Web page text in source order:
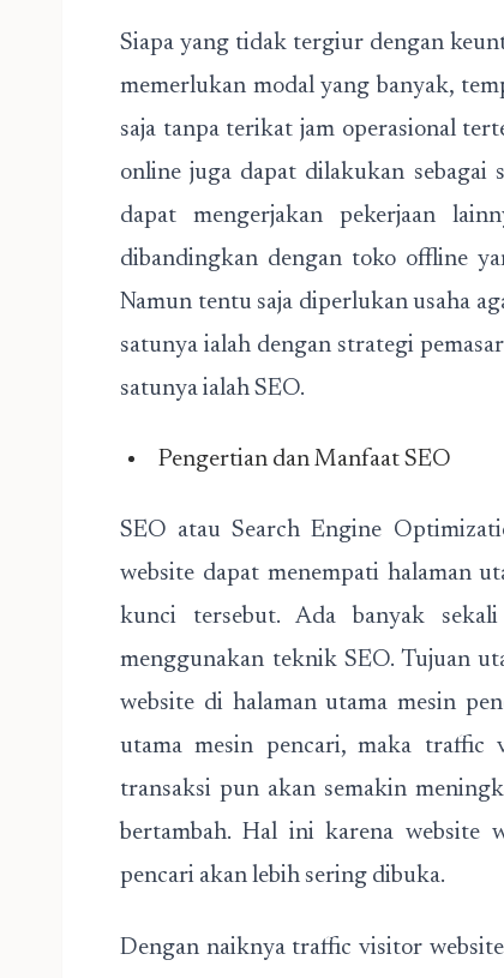
Siapa yang tidak tergiur dengan
memerlukan modal yang banyak,
saja tanpa terikat jam operasional
online juga dapat dilakukan sebagai
dapat mengerjakan pekerjaan
dibandingkan dengan toko offline
Namun tentu saja diperlukan usaha
satunya ialah dengan strategi
satunya ialah SEO.
Pengertian dan Manfaat SEO
SEO atau Search Engine
website dapat menempati halaman
kunci tersebut. Ada banyak
menggunakan teknik SEO. Tujuan
website di halaman utama mesin
utama mesin pencari, maka traffic
transaksi pun akan semakin
bertambah. Hal ini karena website
pencari akan lebih sering dibuka.
Dengan naiknya traffic visitor